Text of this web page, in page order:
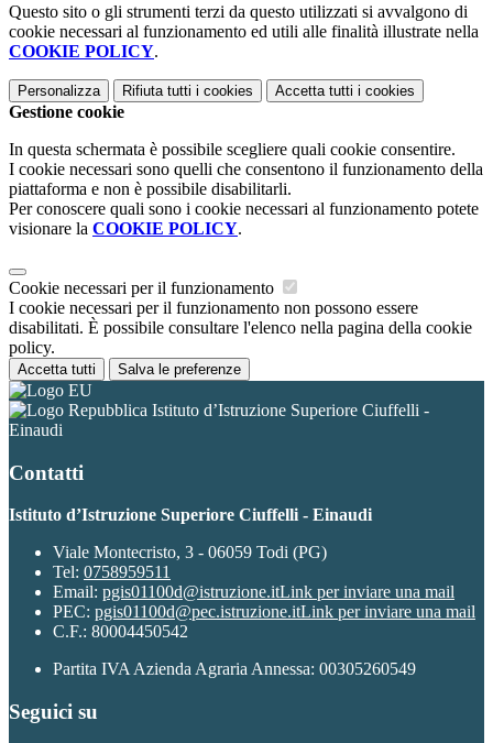
Questo sito o gli strumenti terzi da questo utilizzati si avvalgono di
cookie necessari al funzionamento ed utili alle finalità illustrate nella
COOKIE POLICY.
Personalizza Rifiuta tutti i cookies Accetta tutti i cookies
Gestione cookie
In questa schermata è possibile scegliere quali cookie consentire.
I cookie necessari sono quelli che consentono il funzionamento della
piattaforma e non è possibile disabilitarli.
Per conoscere quali sono i cookie necessari al funzionamento potete
visionare la COOKIE POLICY.
Cookie necessari per il funzionamento
I cookie necessari per il funzionamento non possono essere
disabilitati. È possibile consultare l'elenco nella pagina della cookie
policy.
Accetta tutti Salva le preferenze
Istituto d’Istruzione Superiore Ciuffelli -
Einaudi
Contatti
Istituto d’Istruzione Superiore Ciuffelli - Einaudi
Viale Montecristo, 3 - 06059 Todi (PG)
Tel: 0758959511
Email: pgis01100d@istruzione.itLink per inviare una mail
PEC: pgis01100d@pec.istruzione.itLink per inviare una mail
C.F.: 80004450542
Partita IVA Azienda Agraria Annessa: 00305260549
Seguici su